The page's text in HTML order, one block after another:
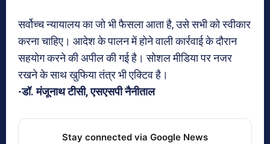
सर्वोच्च न्यायालय का जो भी फैसला आता है, उसे सभी को स्वीकार
करना चाहिए। आदेश के पालन में होने वाली कार्रवाई के दौरान
सहयोग करने की अपील की गई है। सोशल मीडिया पर नजर
रखने के साथ खुफिया तंत्र भी एक्टिव है।
-डॉ. मंजूनाथ टीसी, एसएसपी नैनीताल
Stay connected via Google News